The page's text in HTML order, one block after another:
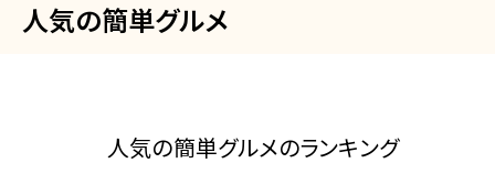
人気の簡単グルメ
人気の簡単グルメのランキング